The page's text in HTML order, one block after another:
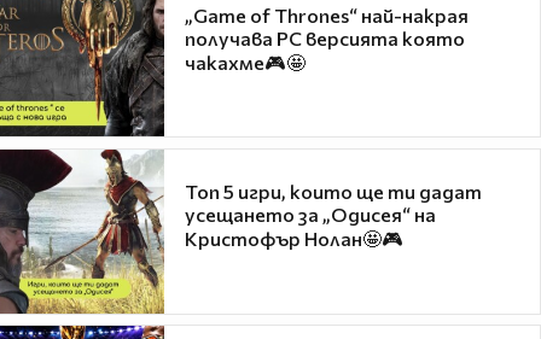
„Game of Thrones“ най-накрая
получава PC версията която
чакахме🎮🤩
Топ 5 игри, които ще ти дадат
усещането за „Одисея“ на
Кристофър Нолан🤩🎮